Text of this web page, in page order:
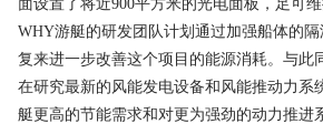
面设置了将近900平方米的光电面板，足可维
WHY游艇的研发团队计划通过加强船体的
复来进一步改善这个项目的能源消耗。与此
在研究最新的风能发电设备和风能推动力系
艇更高的节能需求和对更为强劲的动力推进